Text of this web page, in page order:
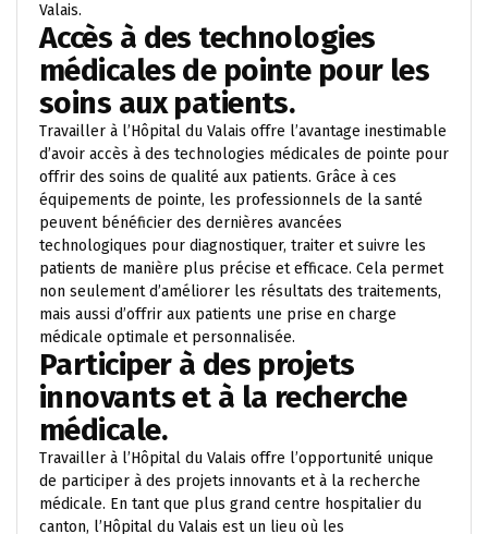
Valais.
Accès à des technologies
médicales de pointe pour les
soins aux patients.
Travailler à l’Hôpital du Valais offre l’avantage inestimable
d’avoir accès à des technologies médicales de pointe pour
offrir des soins de qualité aux patients. Grâce à ces
équipements de pointe, les professionnels de la santé
peuvent bénéficier des dernières avancées
technologiques pour diagnostiquer, traiter et suivre les
patients de manière plus précise et efficace. Cela permet
non seulement d’améliorer les résultats des traitements,
mais aussi d’offrir aux patients une prise en charge
médicale optimale et personnalisée.
Participer à des projets
innovants et à la recherche
médicale.
Travailler à l’Hôpital du Valais offre l’opportunité unique
de participer à des projets innovants et à la recherche
médicale. En tant que plus grand centre hospitalier du
canton, l’Hôpital du Valais est un lieu où les